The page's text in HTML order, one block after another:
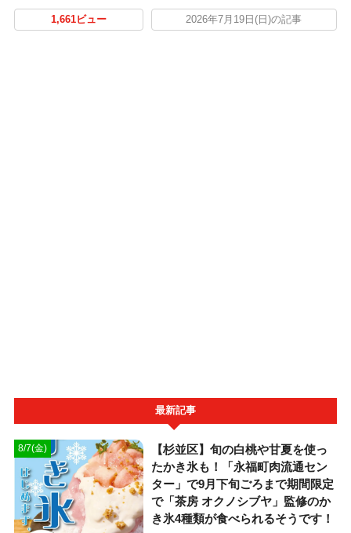
1,661ビュー 2026年7月19日(日)の記事
最新記事
8/7(金)
【杉並区】旬の白桃や甘夏を使っ
たかき氷も！「永福町肉流通セン
ター」で9月下旬ごろまで期間限定
で「茶房 オクノシブヤ」監修のか
き氷4種類が食べられるそうです！